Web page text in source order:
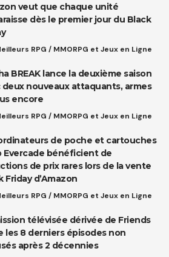
veut que chaque unité
dès le premier jour du Black
RPG / MMORPG et Jeux en Ligne
BREAK lance la deuxième saison
deux nouveaux attaquants, armes
encore
RPG / MMORPG et Jeux en Ligne
de poche et cartouches
Evercade bénéficient de
de prix rares lors de la vente
Friday d’Amazon
RPG / MMORPG et Jeux en Ligne
télévisée dérivée de Friends
les 8 derniers épisodes non
après 2 décennies